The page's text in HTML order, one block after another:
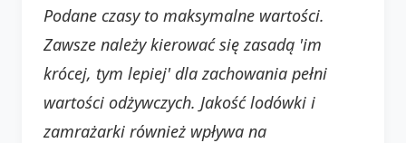
Podane czasy to maksymalne wartości.
Zawsze należy kierować się zasadą 'im
krócej, tym lepiej' dla zachowania pełni
wartości odżywczych. Jakość lodówki i
zamrażarki również wpływa na